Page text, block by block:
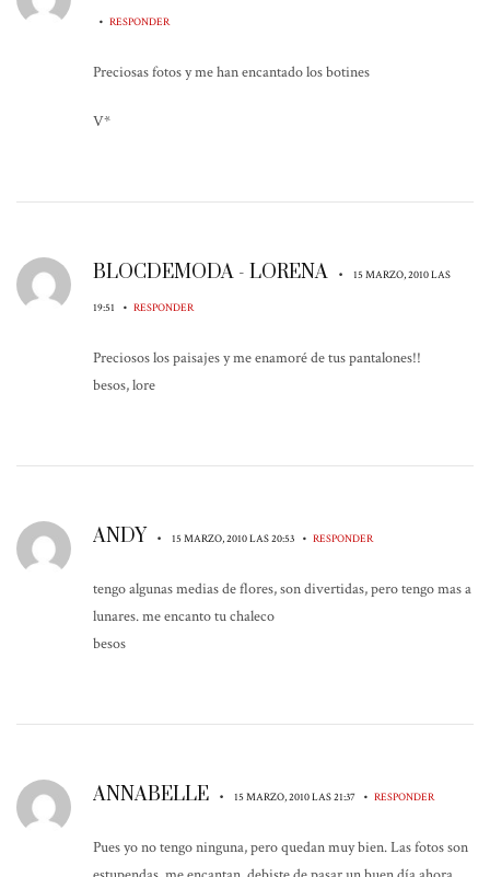
• RESPONDER
Preciosas fotos y me han encantado los botines
V*
BLOCDEMODA - LORENA • 15 MARZO, 2010 LAS
19:51 • RESPONDER
Preciosos los paisajes y me enamoré de tus pantalones!!
besos, lore
ANDY • 15 MARZO, 2010 LAS 20:53 • RESPONDER
tengo algunas medias de flores, son divertidas, pero tengo mas a
lunares. me encanto tu chaleco
besos
ANNABELLE • 15 MARZO, 2010 LAS 21:37 • RESPONDER
Pues yo no tengo ninguna, pero quedan muy bien. Las fotos son